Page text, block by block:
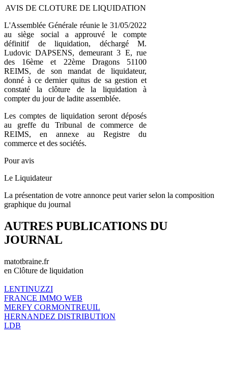
AVIS DE CLOTURE DE LIQUIDATION
L'Assemblée Générale réunie le 31/05/2022
au siège social a approuvé le compte
définitif de liquidation, déchargé M.
Ludovic DAPSENS, demeurant 3 E, rue
des 16ème et 22ème Dragons 51100
REIMS, de son mandat de liquidateur,
donné à ce dernier quitus de sa gestion et
constaté la clôture de la liquidation à
compter du jour de ladite assemblée.
Les comptes de liquidation seront déposés
au greffe du Tribunal de commerce de
REIMS, en annexe au Registre du
commerce et des sociétés.
Pour avis
Le Liquidateur
La présentation de votre annonce peut varier selon la composition
graphique du journal
AUTRES PUBLICATIONS DU
JOURNAL
matotbraine.fr
en Clôture de liquidation
LENTINUZZI
FRANCE IMMO WEB
MERFY CORMONTREUIL
HERNANDEZ DISTRIBUTION
LDB